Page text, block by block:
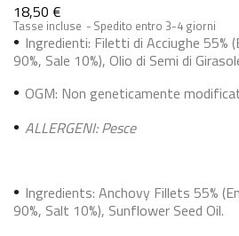
18,50 €
Tasse incluse Spedito entro 3-4 giorni
• Ingredienti: Filetti di Acciughe 55%
90%, Sale 10%), Olio di Semi di
• OGM: Non geneticamente
• ALLERGENI: Pesce
• Ingredients: Anchovy Fillets 55%
90%, Salt 10%), Sunflower Seed Oil.